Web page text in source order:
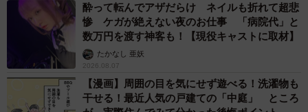
酔って転んでアザだらけ ネイルも折れて超悲
惨 ケガが絶えない夜のお仕事 「病院代」と
数万円を渡す神客も！【現役キャストに取材】
たかなし 亜妖
2026.08.07
【漫画】周囲の目を気にせず遊べる！洗濯物も
干せる！最近人気の戸建ての「中庭」 ところ